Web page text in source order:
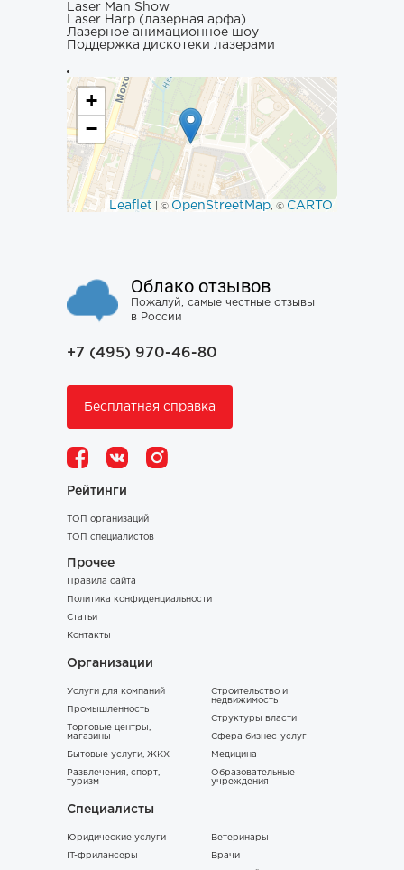
Laser Man Show
Laser Harp (лазерная арфа)
Лазерное анимационное шоу
Поддержка дискотеки лазерами
+
−
Leaflet | © OpenStreetMap , © CARTO
Облако отзывов
Пожалуй, самые честные отзывы
в России
+7 (495) 970-46-80
Бесплатная справка
Рейтинги
ТОП организаций
ТОП специалистов
Прочее
Правила сайта
Политика конфиденциальности
Статьи
Контакты
Организации
Услуги для компаний
Промышленность
Торговые центры,
магазины
Бытовые услуги, ЖКХ
Развлечения, спорт,
туризм
Строительство и
недвижимость
Структуры власти
Сфера бизнес-услуг
Медицина
Образовательные
учреждения
Специалисты
Юридические услуги
IT-фрилансеры
Ветеринары
Врачи